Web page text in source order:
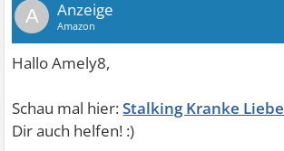
A
Stalking Kranke Liebe